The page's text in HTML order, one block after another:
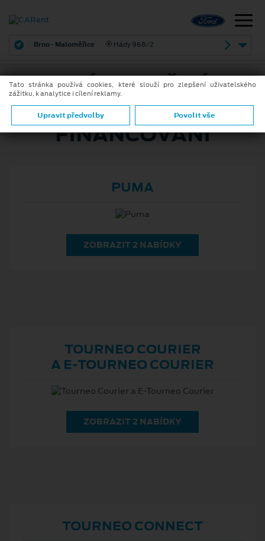
Brno - Maloměřice Hády 968/2
ZVÝHODNĚNÁ
NABÍDKA A
FINANCOVÁNÍ
PUMA
ZOBRAZIT 2 NABÍDKY
TOURNEO COURIER
A E⁠-⁠TOURNEO COURIER
ZOBRAZIT 2 NABÍDKY
TOURNEO CONNECT
Tato stránka používá cookies, které slouží pro zlepšení uživatelského
zážitku, k analytice i cílení reklamy.
Upravit předvolby Povolit vše